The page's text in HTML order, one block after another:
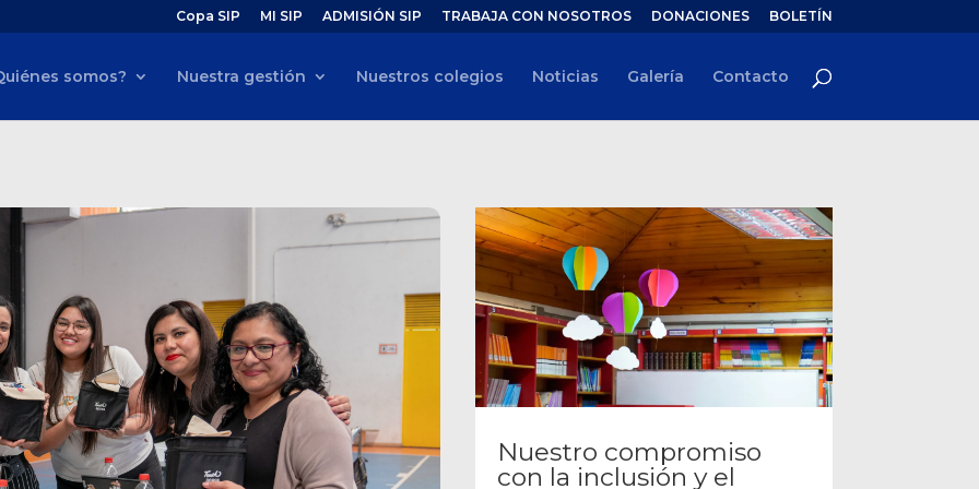
Copa SIP MI SIP ADMISIÓN SIP TRABAJA CON NOSOTROS DONACIONES BOLETÍN
somos? Nuestra gestión Nuestros colegios Noticias Galería Contacto
Nuestro compromiso
con la inclusión y el